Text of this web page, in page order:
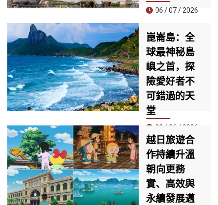
以來的第四條國際
（Full-service）直
飛新加坡與富國島
兩大亞洲熱門旅遊
目的地的航空公
司。
06 / 07 / 2026
段的 AEON MALL
峴港清溪，正迅速
成為當地居民與觀
光客必訪的新地
標。擁有近30,000
平方公尺的規模，
匯集約60家品牌專
櫃與多個國際知名
品牌，是目前峴港
最具規模與現代感
的購物中心之一。
崑崙島：全
球最神秘島
嶼之首，探
險愛好者不
可錯過的天
堂
23 / 06 / 2026
崑崙島近日被知名
旅遊雜誌《Travel
& Leisure》評為**
全球30大最神秘海
島榜單第一名**，
成為今夏尋求冒險
越日旅遊合
作持續升溫
朝向更務
實、高效與
永續發展邁